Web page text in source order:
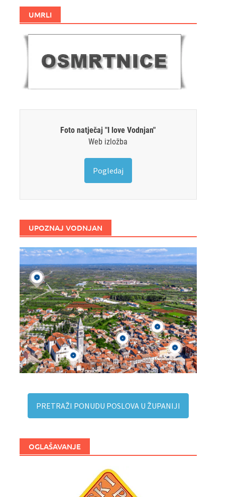
UMRLI
Foto natječaj "I love Vodnjan"
Web izložba
Pogledaj
UPOZNAJ VODNJAN
PRETRAŽI PONUDU POSLOVA U ŽUPANIJI
OGLAŠAVANJE